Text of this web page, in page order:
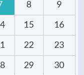
8 9
15 16
22 23
29 30